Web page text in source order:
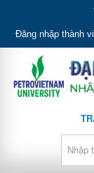
Đăng nhập thành